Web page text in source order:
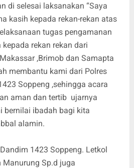
di selesai laksanakan “Saya
kasih kepada rekan-rekan atas
tugas pengamanan
rekan rekan dari
,Brimob dan Samapta
membantu kami dari Polres
Soppeng ,sehingga acara
aman dan tertib ujarnya
bernilai ibadah bagi kita
alamin.
1423 Soppeng. Letkol
Manurung Sp.d juga